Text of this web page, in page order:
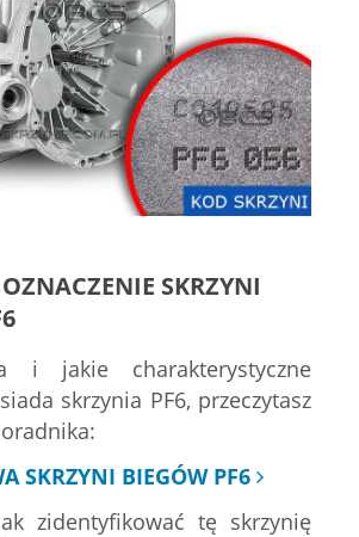
SKRZYNI
i jakie charakterystyczne
skrzynia PF6, przeczytasz
SKRZYNI BIEGÓW PF6
zidentyfikować tę skrzynię